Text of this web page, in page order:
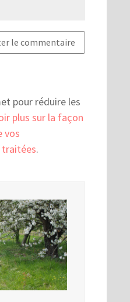
pour réduire les
plus sur la façon
vos
.